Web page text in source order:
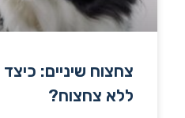
צחצוח שיניים:
ללא צחצוח?